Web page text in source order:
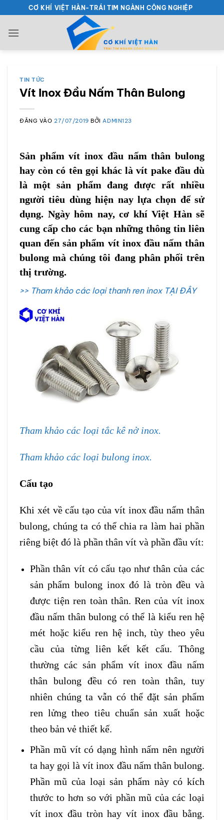
qua
nội
CƠ KHÍ VIỆT HÀN-TRÁI TIM NGÀNH CÔNG NGHIỆP
TIN TỨC
Vít Inox Đầu Nấm Thân Bulong
ĐĂNG VÀO 27/07/2019 BỞI ADMIN123
Sản phẩm vít inox đầu nấm thân bulong
hay còn có tên gọi khác là vít pake đầu dù
là một sản phẩm đang được rất nhiều
người tiêu dùng hiện nay lựa chọn để sử
dụng. Ngày hôm nay, cơ khí Việt Hàn sẽ
cung cấp cho các bạn những thông tin liên
quan đến sản phẩm vít inox đầu nấm thân
bulong mà chúng tôi đang phân phối trên
thị trường.
>> Tham khảo các loại thanh ren inox TẠI ĐÂY
Tham khảo các loại tắc kê nở inox.
Tham khảo các loại bulong inox.
Cấu tạo
Khi xét về cấu tạo của vít inox đầu nấm thân
bulong, chúng ta có thể chia ra làm hai phần
riêng biệt đó là phần thân vít và phần đầu vít:
Phần thân vít có cấu tạo như thân của các
sản phẩm bulong inox đó là tròn đều và
được tiện ren toàn thân. Ren của vít inox
đầu nấm thân bulong có thể là kiểu ren hệ
mét hoặc kiểu ren hệ inch, tùy theo yêu
cầu của từng liên kết kết cấu. Thông
thường các sản phẩm vít inox đầu nấm
thân bulong đều có ren toàn thân, tuy
nhiên chúng ta vẫn có thể đặt sản phẩm
ren lửng theo tiêu chuẩn sản xuất hoặc
theo bản vẻ thiết kế.
Phần mũ vít có dạng hình nấm nên người
ta hay gọi là vít inox đầu nấm thân bulong.
Phần mũ của loại sản phẩm này có kích
thước to hơn so với phần mũ của các loại
vít inox đầu tròn hay vít inox đầu bằng.